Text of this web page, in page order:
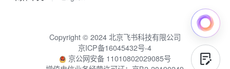
Copyright © 2024 北京飞书科技有限公司
京ICP备16045432号-4
京公网安备 11010802029085号